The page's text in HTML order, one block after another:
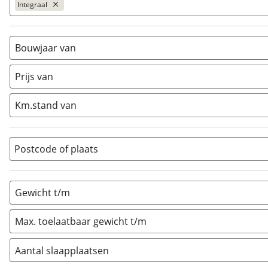
Integraal
Alkoof (0)
Busmodel
Caravan (0)
Half-integraal
Integraal (2)
Opzetunit (0
Overig (2)
Vouwwagen
Bouwjaar van
Prijs van
Km.stand van
Postcode of plaats
Gewicht t/m
Max. toelaatbaar gewicht t/m
Aantal slaapplaatsen